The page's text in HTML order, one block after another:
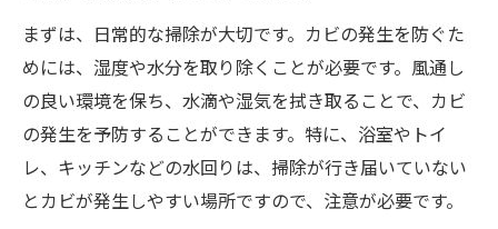
まずは、日常的な掃除が大切です。カビの発生を防ぐた
めには、湿度や水分を取り除くことが必要です。風通し
の良い環境を保ち、水滴や湿気を拭き取ることで、カビ
の発生を予防することができます。特に、浴室やトイ
レ、キッチンなどの水回りは、掃除が行き届いていない
とカビが発生しやすい場所ですので、注意が必要です。